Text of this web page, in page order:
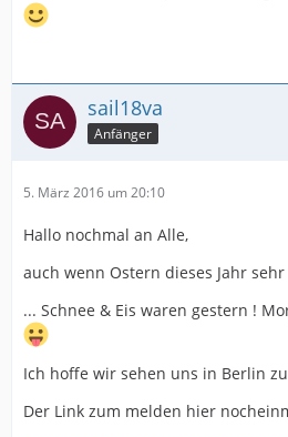
sail18va
Anfänger
5. März 2016 um 20:10
Hallo nochmal an Alle,
auch wenn Ostern dieses Jahr
... Schnee & Eis waren gestern !
Ich hoffe wir sehen uns in Berlin
Der Link zum melden hier